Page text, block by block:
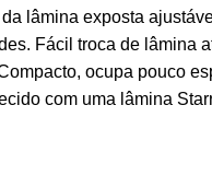
lâmina exposta
Fácil troca de lâmina
ocupa pouco
com uma lâmina